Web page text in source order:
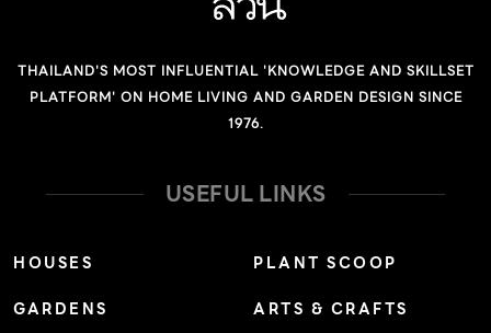
THAILAND'S MOST INFLUENTIAL 'KNOWLEDGE AND SKILLSET
PLATFORM' ON HOME LIVING AND GARDEN DESIGN SINCE
1976.
USEFUL LINKS
HOUSES
GARDENS
PLANT SCOOP
ARTS & CRAFTS